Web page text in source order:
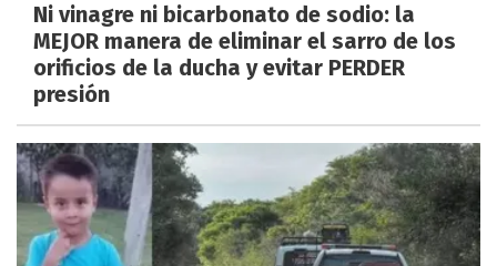
Ni vinagre ni bicarbonato de sodio: la
MEJOR manera de eliminar el sarro de los
orificios de la ducha y evitar PERDER
presión